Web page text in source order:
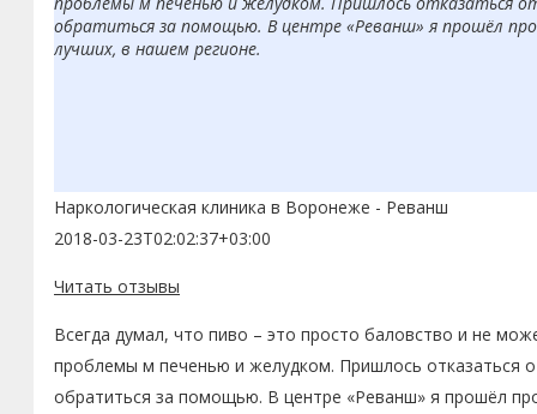
обратиться за помощью. В центре «Реванш» я прошёл
лучших, в нашем регионе.
Наркологическая клиника в Воронеже - Реванш
2018-03-23T02:02:37+03:00
Читать отзывы
Всегда думал, что пиво – это просто баловство и не
проблемы м печенью и желудком. Пришлось отказаться
обратиться за помощью. В центре «Реванш» я прошёл